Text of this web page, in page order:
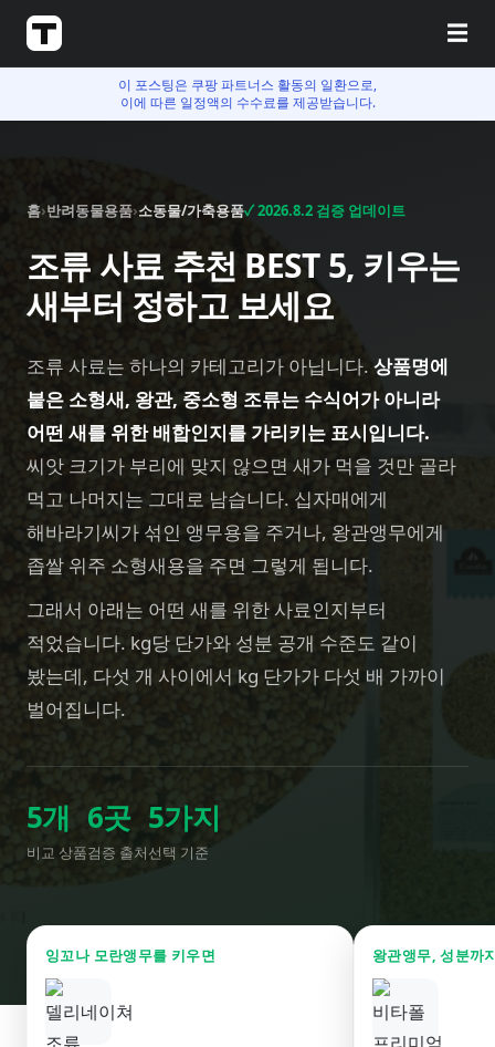
☰
이 포스팅은 쿠팡 파트너스 활동의 일환으로,
이에 따른 일정액의 수수료를 제공받습니다.
홈›반려동물용품›소동물/가축용품✓2026.8.2 검증 업데이트
조류 사료 추천 BEST 5, 키우는
새부터 정하고 보세요
조류 사료는 하나의 카테고리가 아닙니다. 상품명에
붙은 소형새, 왕관, 중소형 조류는 수식어가 아니라
어떤 새를 위한 배합인지를 가리키는 표시입니다.
씨앗 크기가 부리에 맞지 않으면 새가 먹을 것만 골라
먹고 나머지는 그대로 남습니다. 십자매에게
해바라기씨가 섞인 앵무용을 주거나, 왕관앵무에게
좁쌀 위주 소형새용을 주면 그렇게 됩니다.
그래서 아래는 어떤 새를 위한 사료인지부터
적었습니다. kg당 단가와 성분 공개 수준도 같이
봤는데, 다섯 개 사이에서 kg 단가가 다섯 배 가까이
벌어집니다.
5개
비교 상품
6곳
검증 출처
5가지
선택 기준
잉꼬나 모란앵무를 키우면 왕관앵무, 성분까